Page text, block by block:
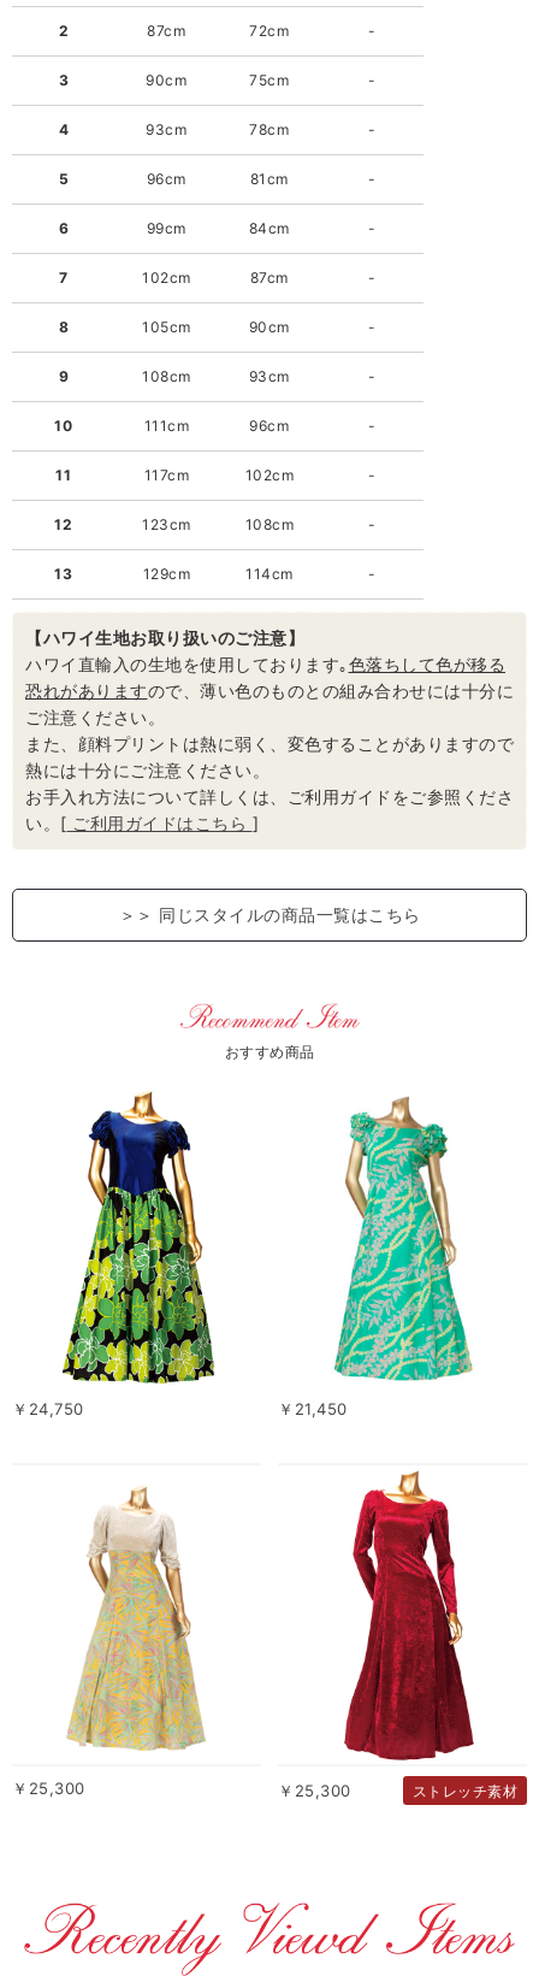
2
3
4
5
6
7
8
9
10
11
12
13
87cm
90cm
93cm
96cm
99cm
102cm
105cm
108cm
111cm
117cm
123cm
129cm
72cm
75cm
78cm
81cm
84cm
87cm
90cm
93cm
96cm
102cm
108cm
114cm
-
-
-
-
-
-
-
-
-
-
-
-
【ハワイ生地お取り扱いのご注意】
ハワイ直輸入の生地を使用しております｡色落ちして色が移る
恐れがありますので、薄い色のものとの組み合わせには十分に
ご注意ください。
また、顔料プリントは熱に弱く、変色することがありますので
熱には十分にご注意ください。
お手入れ方法について詳しくは、ご利用ガイドをご参照くださ
い。[ ご利用ガイドはこちら ]
＞＞ 同じスタイルの商品一覧はこちら
おすすめ商品
￥24,750 ￥21,450
￥25,300 ￥25,300 ストレッチ素材